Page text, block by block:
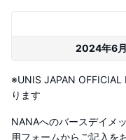
2024年6
※UNIS JAPAN OFFICIAL
ります
NANAへのバースデイメ
用フォームからご記入を